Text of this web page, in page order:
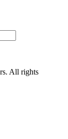
All rights